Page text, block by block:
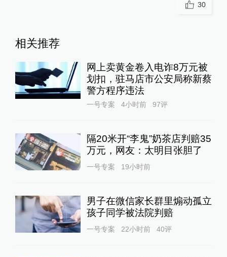
30
相关推荐
网上卖黄金卷入电诈8万元被
划扣，驻马店市公安局称新蔡
警方程序违法
一号专案 4小时前 97评
隔20米开“李鬼”奶茶店判赔35
万元，网友：太明目张胆了
一号专案 19小时前
男子在微信家长群里煽动孤立
孩子同学被法院判赔
一号专案 22小时前 40评